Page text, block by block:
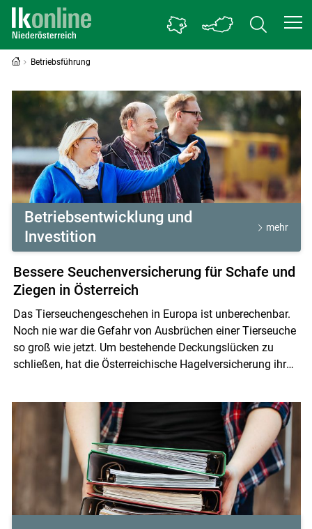
Betriebsführung
Betriebsführung
Betriebsentwicklung und
Investition
mehr
Bessere Seuchenversicherung für Schafe und
Ziegen in Österreich
Das Tierseuchengeschehen in Europa ist unberechenbar.
Noch nie war die Gefahr von Ausbrüchen einer Tierseuche
so groß wie jetzt. Um bestehende Deckungslücken zu
schließen, hat die Österreichische Hagelversicherung ihr